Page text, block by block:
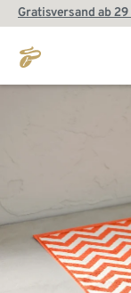
Gratisversand ab